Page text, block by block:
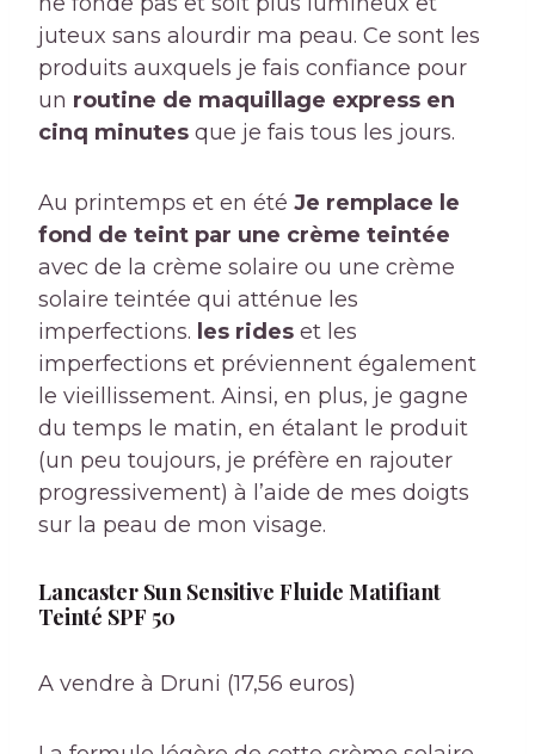
juteux sans alourdir ma peau. Ce sont les
produits auxquels je fais confiance pour
un routine de maquillage express en
cinq minutes que je fais tous les jours.
Au printemps et en été Je remplace le
fond de teint par une crème teintée
avec de la crème solaire ou une crème
solaire teintée qui atténue les
imperfections. les rides et les
imperfections et préviennent également
le vieillissement. Ainsi, en plus, je gagne
du temps le matin, en étalant le produit
(un peu toujours, je préfère en rajouter
progressivement) à l’aide de mes doigts
sur la peau de mon visage.
Lancaster Sun Sensitive Fluide Matifiant
Teinté SPF 50
A vendre à Druni (17,56 euros)